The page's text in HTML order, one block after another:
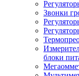
Звонки
блоки